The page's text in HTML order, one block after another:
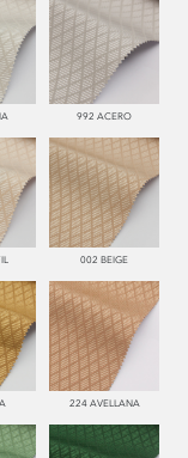
992 ACERO
002 BEIGE
224 AVELLANA